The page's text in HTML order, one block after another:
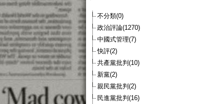
不分類(0)
政治評論(1270)
中國式管理(7)
快評(2)
共產黨批判(10)
新黨(2)
親民黨批判(2)
民進黨批判(16)